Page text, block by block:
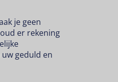
je geen
er rekening
geduld en